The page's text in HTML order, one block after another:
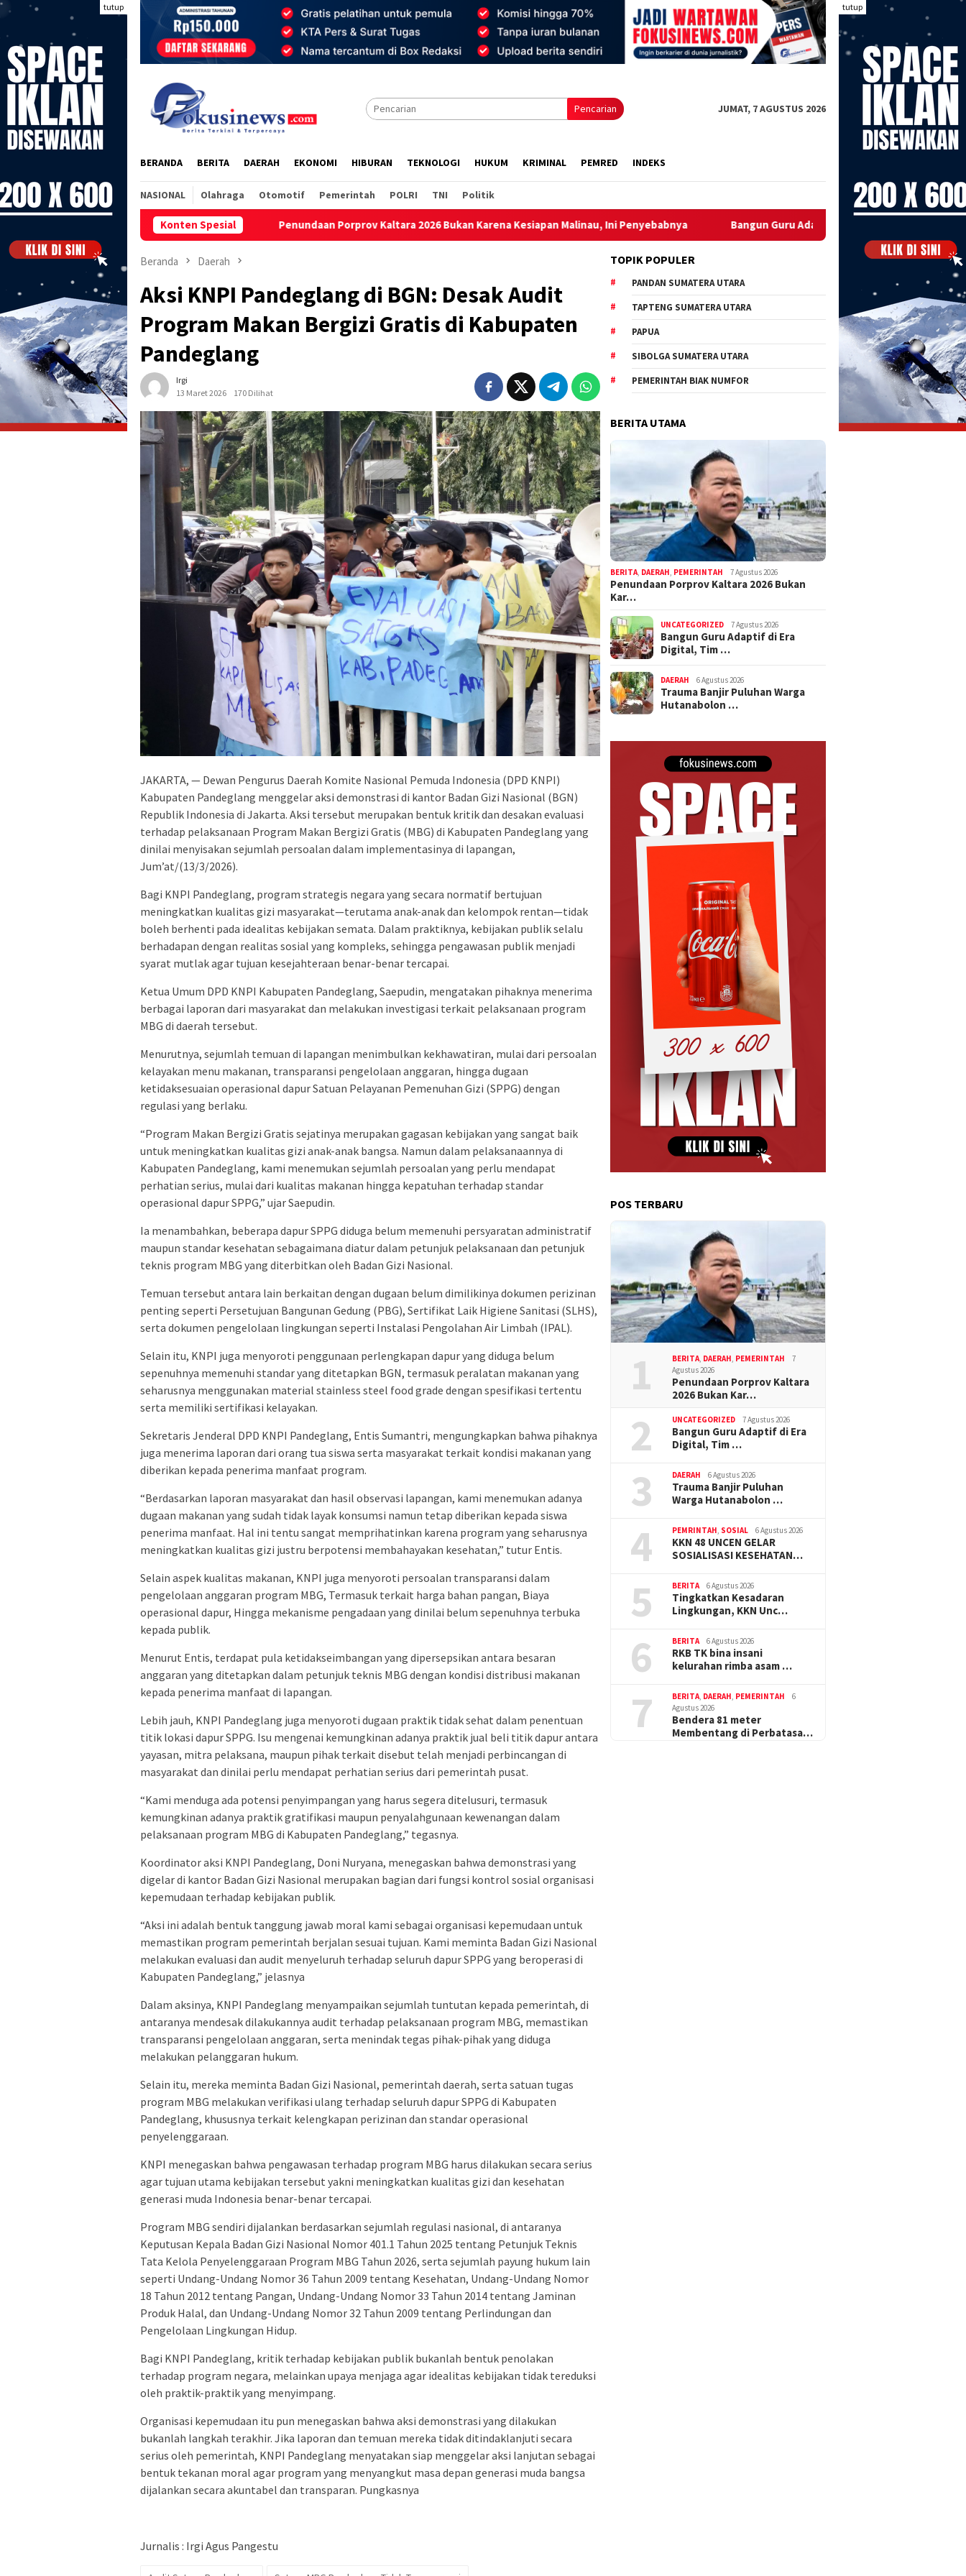
Loncat
konten
tutup tutup
Pencarian JUMAT, 7 AGUSTUS 2026
BERANDA BERITA DAERAH EKONOMI HIBURAN TEKNOLOGI HUKUM KRIMINAL PEMRED INDEKS
NASIONAL Olahraga Otomotif Pemerintah POLRI TNI Politik
Konten Spesial
Penundaan Porprov Kaltara 2026 Bukan Karena Kesiapan Malinau, Ini Penyebabnya Bangun Guru Adaptif di Era Digital, Tim Pengabdian Universitas
Beranda Daerah
Aksi KNPI Pandeglang di BGN: Desak Audit
Program Makan Bergizi Gratis di Kabupaten
Pandeglang
Irgi
13 Maret 2026
170 Dilihat
JAKARTA, — Dewan Pengurus Daerah Komite Nasional Pemuda Indonesia (DPD KNPI)
Kabupaten Pandeglang menggelar aksi demonstrasi di kantor Badan Gizi Nasional (BGN)
Republik Indonesia di Jakarta. Aksi tersebut merupakan bentuk kritik dan desakan evaluasi
terhadap pelaksanaan Program Makan Bergizi Gratis (MBG) di Kabupaten Pandeglang yang
dinilai menyisakan sejumlah persoalan dalam implementasinya di lapangan,
Jum’at/(13/3/2026).
Bagi KNPI Pandeglang, program strategis negara yang secara normatif bertujuan
meningkatkan kualitas gizi masyarakat—terutama anak-anak dan kelompok rentan—tidak
boleh berhenti pada idealitas kebijakan semata. Dalam praktiknya, kebijakan publik selalu
berhadapan dengan realitas sosial yang kompleks, sehingga pengawasan publik menjadi
syarat mutlak agar tujuan kesejahteraan benar-benar tercapai.
Ketua Umum DPD KNPI Kabupaten Pandeglang, Saepudin, mengatakan pihaknya menerima
berbagai laporan dari masyarakat dan melakukan investigasi terkait pelaksanaan program
MBG di daerah tersebut.
Menurutnya, sejumlah temuan di lapangan menimbulkan kekhawatiran, mulai dari persoalan
kelayakan menu makanan, transparansi pengelolaan anggaran, hingga dugaan
ketidaksesuaian operasional dapur Satuan Pelayanan Pemenuhan Gizi (SPPG) dengan
regulasi yang berlaku.
“Program Makan Bergizi Gratis sejatinya merupakan gagasan kebijakan yang sangat baik
untuk meningkatkan kualitas gizi anak-anak bangsa. Namun dalam pelaksanaannya di
Kabupaten Pandeglang, kami menemukan sejumlah persoalan yang perlu mendapat
perhatian serius, mulai dari kualitas makanan hingga kepatuhan terhadap standar
operasional dapur SPPG,” ujar Saepudin.
Ia menambahkan, beberapa dapur SPPG diduga belum memenuhi persyaratan administratif
maupun standar kesehatan sebagaimana diatur dalam petunjuk pelaksanaan dan petunjuk
teknis program MBG yang diterbitkan oleh Badan Gizi Nasional.
Temuan tersebut antara lain berkaitan dengan dugaan belum dimilikinya dokumen perizinan
penting seperti Persetujuan Bangunan Gedung (PBG), Sertifikat Laik Higiene Sanitasi (SLHS),
serta dokumen pengelolaan lingkungan seperti Instalasi Pengolahan Air Limbah (IPAL).
Selain itu, KNPI juga menyoroti penggunaan perlengkapan dapur yang diduga belum
sepenuhnya memenuhi standar yang ditetapkan BGN, termasuk peralatan makanan yang
seharusnya menggunakan material stainless steel food grade dengan spesifikasi tertentu
serta memiliki sertifikasi kelayakan.
Sekretaris Jenderal DPD KNPI Pandeglang, Entis Sumantri, mengungkapkan bahwa pihaknya
juga menerima laporan dari orang tua siswa serta masyarakat terkait kondisi makanan yang
diberikan kepada penerima manfaat program.
“Berdasarkan laporan masyarakat dan hasil observasi lapangan, kami menemukan adanya
dugaan makanan yang sudah tidak layak konsumsi namun tetap diberikan kepada siswa
penerima manfaat. Hal ini tentu sangat memprihatinkan karena program yang seharusnya
meningkatkan kualitas gizi justru berpotensi membahayakan kesehatan,” tutur Entis.
Selain aspek kualitas makanan, KNPI juga menyoroti persoalan transparansi dalam
pengelolaan anggaran program MBG, Termasuk terkait harga bahan pangan, Biaya
operasional dapur, Hingga mekanisme pengadaan yang dinilai belum sepenuhnya terbuka
kepada publik.
Menurut Entis, terdapat pula ketidakseimbangan yang dipersepsikan antara besaran
anggaran yang ditetapkan dalam petunjuk teknis MBG dengan kondisi distribusi makanan
kepada penerima manfaat di lapangan.
Lebih jauh, KNPI Pandeglang juga menyoroti dugaan praktik tidak sehat dalam penentuan
titik lokasi dapur SPPG. Isu mengenai kemungkinan adanya praktik jual beli titik dapur antara
yayasan, mitra pelaksana, maupun pihak terkait disebut telah menjadi perbincangan di
masyarakat dan dinilai perlu mendapat perhatian serius dari pemerintah pusat.
“Kami menduga ada potensi penyimpangan yang harus segera ditelusuri, termasuk
kemungkinan adanya praktik gratifikasi maupun penyalahgunaan kewenangan dalam
pelaksanaan program MBG di Kabupaten Pandeglang,” tegasnya.
Koordinator aksi KNPI Pandeglang, Doni Nuryana, menegaskan bahwa demonstrasi yang
digelar di kantor Badan Gizi Nasional merupakan bagian dari fungsi kontrol sosial organisasi
kepemudaan terhadap kebijakan publik.
“Aksi ini adalah bentuk tanggung jawab moral kami sebagai organisasi kepemudaan untuk
memastikan program pemerintah berjalan sesuai tujuan. Kami meminta Badan Gizi Nasional
melakukan evaluasi dan audit menyeluruh terhadap seluruh dapur SPPG yang beroperasi di
Kabupaten Pandeglang,” jelasnya
Dalam aksinya, KNPI Pandeglang menyampaikan sejumlah tuntutan kepada pemerintah, di
antaranya mendesak dilakukannya audit terhadap pelaksanaan program MBG, memastikan
transparansi pengelolaan anggaran, serta menindak tegas pihak-pihak yang diduga
melakukan pelanggaran hukum.
Selain itu, mereka meminta Badan Gizi Nasional, pemerintah daerah, serta satuan tugas
program MBG melakukan verifikasi ulang terhadap seluruh dapur SPPG di Kabupaten
Pandeglang, khususnya terkait kelengkapan perizinan dan standar operasional
penyelenggaraan.
KNPI menegaskan bahwa pengawasan terhadap program MBG harus dilakukan secara serius
agar tujuan utama kebijakan tersebut yakni meningkatkan kualitas gizi dan kesehatan
generasi muda Indonesia benar-benar tercapai.
Program MBG sendiri dijalankan berdasarkan sejumlah regulasi nasional, di antaranya
Keputusan Kepala Badan Gizi Nasional Nomor 401.1 Tahun 2025 tentang Petunjuk Teknis
Tata Kelola Penyelenggaraan Program MBG Tahun 2026, serta sejumlah payung hukum lain
seperti Undang-Undang Nomor 36 Tahun 2009 tentang Kesehatan, Undang-Undang Nomor
18 Tahun 2012 tentang Pangan, Undang-Undang Nomor 33 Tahun 2014 tentang Jaminan
Produk Halal, dan Undang-Undang Nomor 32 Tahun 2009 tentang Perlindungan dan
Pengelolaan Lingkungan Hidup.
Bagi KNPI Pandeglang, kritik terhadap kebijakan publik bukanlah bentuk penolakan
terhadap program negara, melainkan upaya menjaga agar idealitas kebijakan tidak tereduksi
oleh praktik-praktik yang menyimpang.
Organisasi kepemudaan itu pun menegaskan bahwa aksi demonstrasi yang dilakukan
bukanlah langkah terakhir. Jika laporan dan temuan mereka tidak ditindaklanjuti secara
serius oleh pemerintah, KNPI Pandeglang menyatakan siap menggelar aksi lanjutan sebagai
bentuk tekanan moral agar program yang menyangkut masa depan generasi muda bangsa
dijalankan secara akuntabel dan transparan. Pungkasnya
Jurnalis : Irgi Agus Pangestu
TOPIK POPULER
PANDAN SUMATERA UTARA
TAPTENG SUMATERA UTARA
PAPUA
SIBOLGA SUMATERA UTARA
PEMERINTAH BIAK NUMFOR
BERITA UTAMA
BERITA, DAERAH, PEMERINTAH 7 Agustus 2026
Penundaan Porprov Kaltara 2026 Bukan
Kar…
UNCATEGORIZED 7 Agustus 2026
Bangun Guru Adaptif di Era
Digital, Tim …
DAERAH 6 Agustus 2026
Trauma Banjir Puluhan Warga
Hutanabolon …
POS TERBARU
1 BERITA, DAERAH, PEMERINTAH
7
Agustus 2026
Penundaan Porprov Kaltara
2026 Bukan Kar…
2 UNCATEGORIZED 7 Agustus 2026
Bangun Guru Adaptif di Era
Digital, Tim …
3 DAERAH 6 Agustus 2026
Trauma Banjir Puluhan
Warga Hutanabolon …
4 PEMRINTAH, SOSIAL 6 Agustus 2026
KKN 48 UNCEN GELAR
SOSIALISASI KESEHATAN…
5 BERITA 6 Agustus 2026
Tingkatkan Kesadaran
Lingkungan, KKN Unc…
6 BERITA 6 Agustus 2026
RKB TK bina insani
kelurahan rimba asam …
7 BERITA, DAERAH, PEMERINTAH
6
Agustus 2026
Bendera 81 meter
Membentang di Perbatasa…